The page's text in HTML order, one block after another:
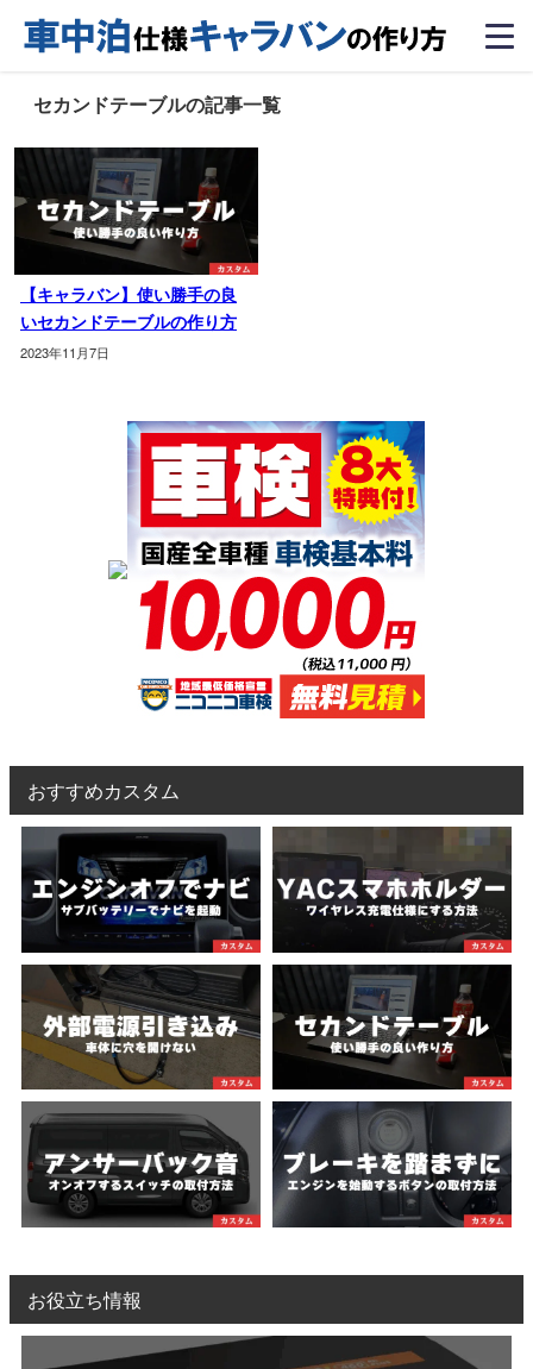
セカンドテーブルの記事一覧
【キャラバン】使い勝手の良
いセカンドテーブルの作り方
2023年11月7日
おすすめカスタム
お役立ち情報